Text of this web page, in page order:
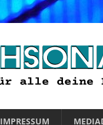
IMPRESSUM